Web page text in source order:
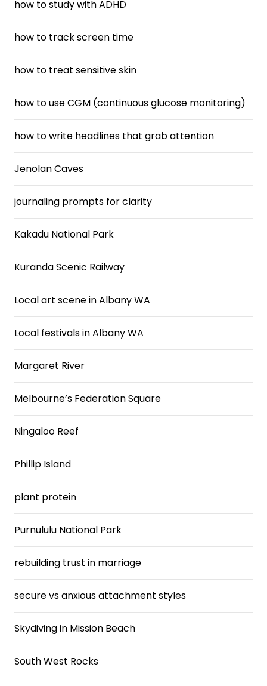
how to study with ADHD
how to track screen time
how to treat sensitive skin
how to use CGM (continuous glucose monitoring)
how to write headlines that grab attention
Jenolan Caves
journaling prompts for clarity
Kakadu National Park
Kuranda Scenic Railway
Local art scene in Albany WA
Local festivals in Albany WA
Margaret River
Melbourne’s Federation Square
Ningaloo Reef
Phillip Island
plant protein
Purnululu National Park
rebuilding trust in marriage
secure vs anxious attachment styles
Skydiving in Mission Beach
South West Rocks